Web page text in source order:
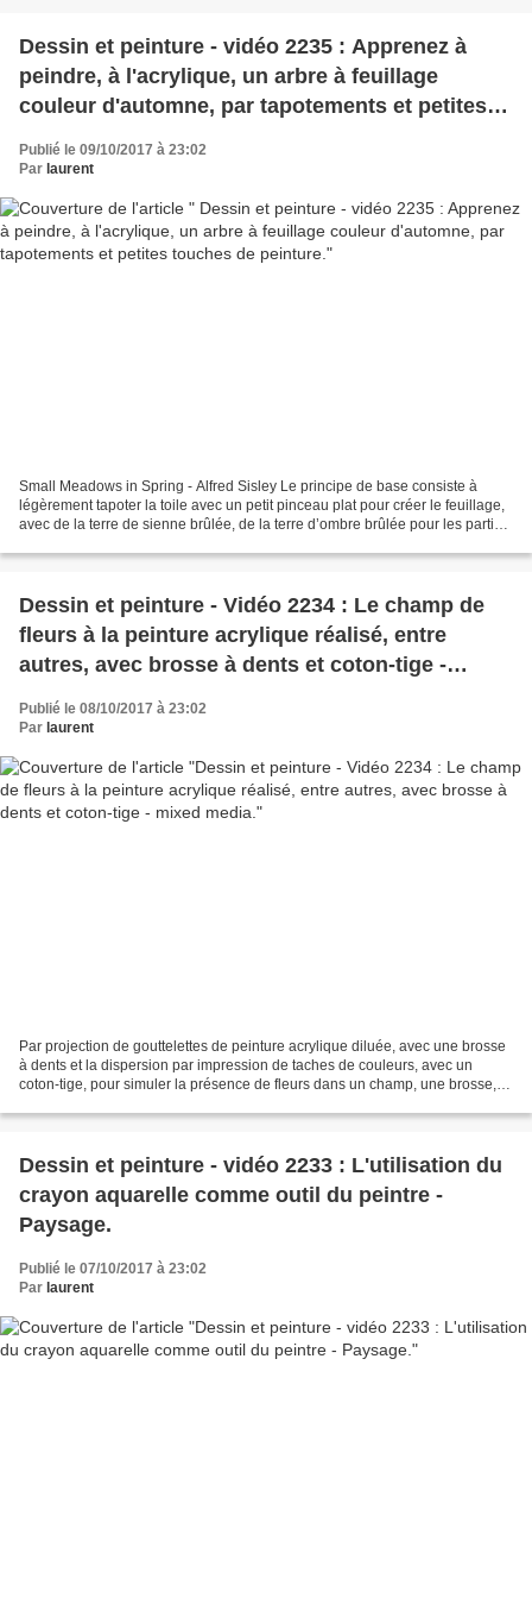
Dessin et peinture - vidéo 2235 : Apprenez à
peindre, à l'acrylique, un arbre à feuillage
couleur d'automne, par tapotements et petites
Publié le 09/10/2017 à 23:02
Par laurent
Small Meadows in Spring - Alfred Sisley Le principe de base consiste à
légèrement tapoter la toile avec un petit pinceau plat pour créer le feuillage,
avec de la terre de sienne brûlée, de la terre d’ombre brûlée pour les parties
Dessin et peinture - Vidéo 2234 : Le champ de
fleurs à la peinture acrylique réalisé, entre
autres, avec brosse à dents et coton-tige -
mixed media.
Publié le 08/10/2017 à 23:02
Par laurent
Par projection de gouttelettes de peinture acrylique diluée, avec une brosse
à dents et la dispersion par impression de taches de couleurs, avec un
coton-tige, pour simuler la présence de fleurs dans un champ, une brosse,
Dessin et peinture - vidéo 2233 : L'utilisation du
crayon aquarelle comme outil du peintre -
Paysage.
Publié le 07/10/2017 à 23:02
Par laurent